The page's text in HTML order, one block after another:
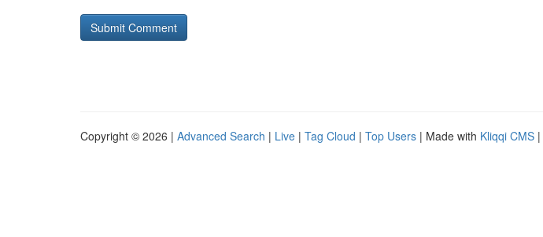
Copyright © 2026 | Advanced Search | Live | Tag Cloud | Top Users | Made with Kliqqi CMS |